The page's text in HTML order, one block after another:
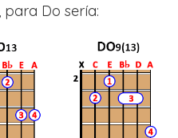
Do sería: